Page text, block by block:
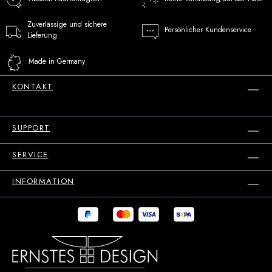
Zuverlässige und sichere
Lieferung
Persönlicher Kundenservice
Made in Germany
KONTAKT
SUPPORT
SERVICE
INFORMATION